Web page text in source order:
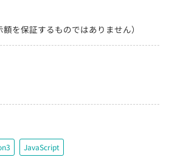
を保証するものではありません）
JavaScript